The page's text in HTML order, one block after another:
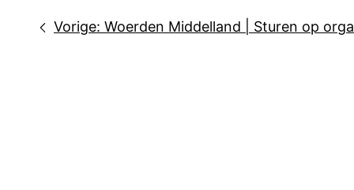
Bericht
Vorige: Woerden Middelland | Sturen op